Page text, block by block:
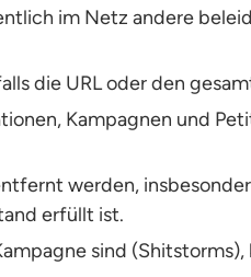
im Netz andere
die URL oder den
Kampagnen und
werden,
erfüllt ist.
sind